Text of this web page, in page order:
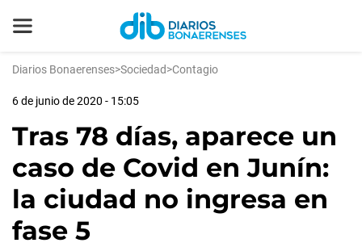
Diarios Bonaerenses>Sociedad>Contagio
6 de junio de 2020 - 15:05
Tras 78 días, aparece un
caso de Covid en Junín:
la ciudad no ingresa en
fase 5